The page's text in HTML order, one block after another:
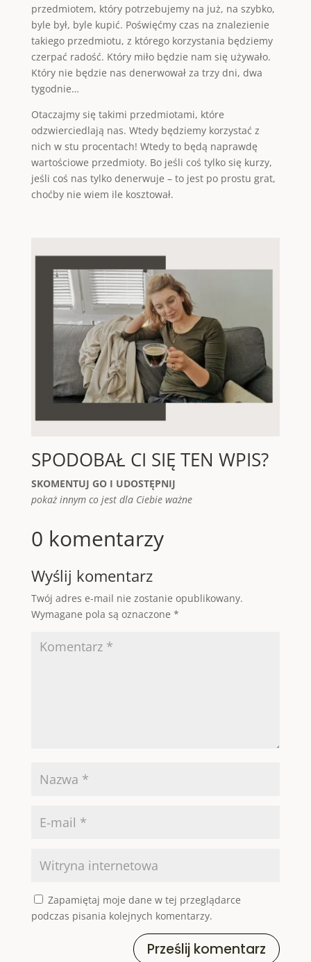
przedmiotem, który potrzebujemy na już, na szybko,
byle był, byle kupić. Poświęćmy czas na znalezienie
takiego przedmiotu, z którego korzystania będziemy
czerpać radość. Który miło będzie nam się używało.
Który nie będzie nas denerwował za trzy dni, dwa
tygodnie…
Otaczajmy się takimi przedmiotami, które
odzwierciedlają nas. Wtedy będziemy korzystać z
nich w stu procentach! Wtedy to będą naprawdę
wartościowe przedmioty. Bo jeśli coś tylko się kurzy,
jeśli coś nas tylko denerwuje – to jest po prostu grat,
choćby nie wiem ile kosztował.
SPODOBAŁ CI SIĘ TEN WPIS?
SKOMENTUJ GO I UDOSTĘPNIJ
pokaż innym co jest dla Ciebie ważne
0 komentarzy
Wyślij komentarz
Twój adres e-mail nie zostanie opublikowany.
Wymagane pola są oznaczone *
Zapamiętaj moje dane w tej przeglądarce
podczas pisania kolejnych komentarzy.
Prześlij komentarz